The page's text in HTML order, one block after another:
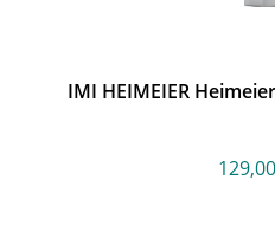
IMI HEIMEIER